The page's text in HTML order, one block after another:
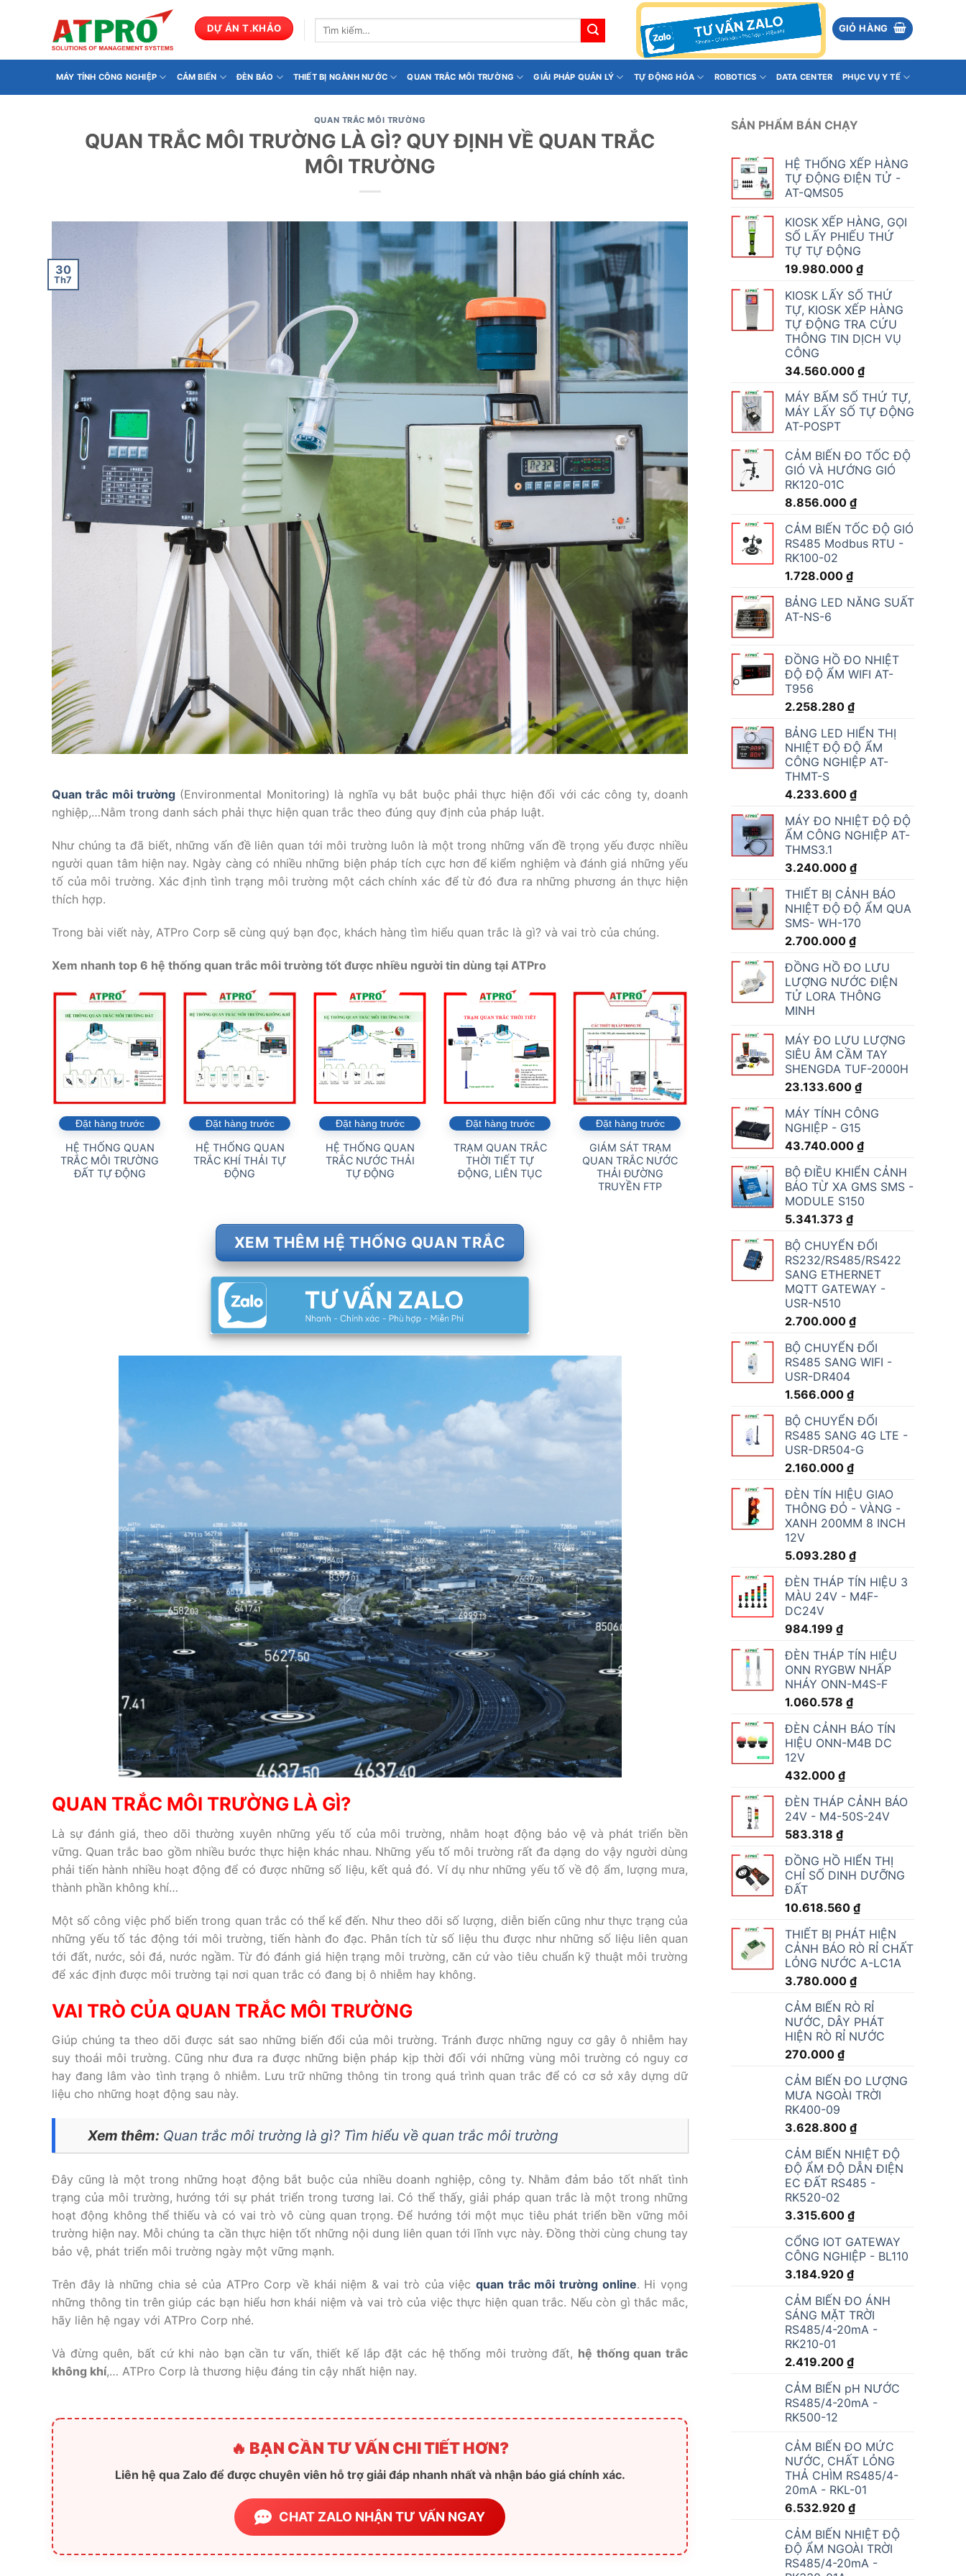
dung
DỰ ÁN T.KHẢO
Tìm
GIỎ HÀNG
MÁY TÍNH CÔNG NGHIỆP CẢM BIẾN ĐÈN BÁO THIẾT BỊ NGÀNH NƯỚC QUAN TRẮC MÔI TRƯỜNG GIẢI PHÁP QUẢN LÝ TỰ ĐỘNG HÓA ROBOTICS DATA CENTER PHỤC VỤ Y TẾ
QUAN TRẮC MÔI TRƯỜNG
QUAN TRẮC MÔI TRƯỜNG LÀ GÌ? QUY ĐỊNH VỀ QUAN TRẮC
MÔI TRƯỜNG
30
Th7
Quan trắc môi trường (Environmental Monitoring) là nghĩa vụ bắt buộc phải thực hiện đối với các công ty, doanh
nghiệp,…Nằm trong danh sách phải thực hiện quan trắc theo đúng quy định của pháp luật.
Như chúng ta đã biết, những vấn đề liên quan tới môi trường luôn là một trong những vấn đề trọng yếu được nhiều
người quan tâm hiện nay. Ngày càng có nhiều những biện pháp tích cực hơn để kiểm nghiệm và đánh giá những yếu
tố của môi trường. Xác định tình trạng môi trường một cách chính xác để từ đó đưa ra những phương án thực hiện
thích hợp.
Trong bài viết này, ATPro Corp sẽ cùng quý bạn đọc, khách hàng tìm hiểu quan trắc là gì? và vai trò của chúng.
Xem nhanh top 6 hệ thống quan trắc môi trường tốt được nhiều người tin dùng tại ATPro
Đặt hàng trước
HỆ THỐNG QUAN
TRẮC MÔI TRƯỜNG
ĐẤT TỰ ĐỘNG
Đặt hàng trước
HỆ THỐNG QUAN
TRẮC KHÍ THẢI TỰ
ĐỘNG
Đặt hàng trước
HỆ THỐNG QUAN
TRẮC NƯỚC THẢI
TỰ ĐỘNG
Đặt hàng trước
TRẠM QUAN TRẮC
THỜI TIẾT TỰ
ĐỘNG, LIÊN TỤC
Đặt hàng trước
GIÁM SÁT TRẠM
QUAN TRẮC NƯỚC
THẢI ĐƯỜNG
TRUYỀN FTP
XEM THÊM HỆ THỐNG QUAN TRẮC
QUAN TRẮC MÔI TRƯỜNG LÀ GÌ?
Là sự đánh giá, theo dõi thường xuyên những yếu tố của môi trường, nhằm hoạt động bảo vệ và phát triển bền
vững. Quan trắc bao gồm nhiều bước thực hiện khác nhau. Những yếu tố môi trường rất đa dạng do vậy người dùng
phải tiến hành nhiều hoạt động để có được những số liệu, kết quả đó. Ví dụ như những yếu tố về độ ẩm, lượng mưa,
thành phần không khí…
Một số công việc phổ biến trong quan trắc có thể kể đến. Như theo dõi số lượng, diễn biến cũng như thực trạng của
những yếu tố tác động tới môi trường, tiến hành đo đạc. Phân tích từ số liệu thu được như những số liệu liên quan
tới đất, nước, sỏi đá, nước ngầm. Từ đó đánh giá hiện trạng môi trường, căn cứ vào tiêu chuẩn kỹ thuật môi trường
để xác định được môi trường tại nơi quan trắc có đang bị ô nhiễm hay không.
VAI TRÒ CỦA QUAN TRẮC MÔI TRƯỜNG
Giúp chúng ta theo dõi được sát sao những biến đổi của môi trường. Tránh được những nguy cơ gây ô nhiễm hay
suy thoái môi trường. Cũng như đưa ra được những biện pháp kịp thời đối với những vùng môi trường có nguy cơ
hay đang lâm vào tình trạng ô nhiễm. Lưu trữ những thông tin trong quá trình quan trắc để có cơ sở xây dựng dữ
liệu cho những hoạt động sau này.
Xem thêm: Quan trắc môi trường là gì? Tìm hiểu về quan trắc môi trường
Đây cũng là một trong những hoạt động bắt buộc của nhiều doanh nghiệp, công ty. Nhằm đảm bảo tốt nhất tình
trạng của môi trường, hướng tới sự phát triển trong tương lai. Có thể thấy, giải pháp quan trắc là một trong những
hoạt động không thể thiếu và có vai trò vô cùng quan trọng. Để hướng tới một mục tiêu phát triển bền vững môi
trường hiện nay. Mỗi chúng ta cần thực hiện tốt những nội dung liên quan tới lĩnh vực này. Đồng thời cùng chung tay
bảo vệ, phát triển môi trường ngày một vững mạnh.
Trên đây là những chia sẻ của ATPro Corp về khái niệm & vai trò của việcquan trắc môi trường online. Hi vọng
những thông tin trên giúp các bạn hiểu hơn khái niệm và vai trò của việc thực hiện quan trắc. Nếu còn gì thắc mắc,
hãy liên hệ ngay với ATPro Corp nhé.
Và đừng quên, bất cứ khi nào bạn cần tư vấn, thiết kế lắp đặt các hệ thống môi trường đất, hệ thống quan trắc
không khí,… ATPro Corp là thương hiệu đáng tin cậy nhất hiện nay.
🔥 BẠN CẦN TƯ VẤN CHI TIẾT HƠN?
Liên hệ qua Zalo để được chuyên viên hỗ trợ giải đáp nhanh nhất và nhận báo giá chính xác.
CHAT ZALO NHẬN TƯ VẤN NGAY
SẢN PHẨM BÁN CHẠY
HỆ THỐNG XẾP HÀNG
TỰ ĐỘNG ĐIỆN TỬ -
AT-QMS05
KIOSK XẾP HÀNG, GỌI
SỐ LẤY PHIẾU THỨ
TỰ TỰ ĐỘNG
19.980.000 ₫
KIOSK LẤY SỐ THỨ
TỰ, KIOSK XẾP HÀNG
TỰ ĐỘNG TRA CỨU
THÔNG TIN DỊCH VỤ
CÔNG
34.560.000 ₫
MÁY BẤM SỐ THỨ TỰ,
MÁY LẤY SỐ TỰ ĐỘNG
AT-POSPT
CẢM BIẾN ĐO TỐC ĐỘ
GIÓ VÀ HƯỚNG GIÓ
RK120-01C
8.856.000 ₫
CẢM BIẾN TỐC ĐỘ GIÓ
RS485 Modbus RTU -
RK100-02
1.728.000 ₫
BẢNG LED NĂNG SUẤT
AT-NS-6
ĐỒNG HỒ ĐO NHIỆT
ĐỘ ĐỘ ẨM WIFI AT-
T956
2.258.280 ₫
BẢNG LED HIỂN THỊ
NHIỆT ĐỘ ĐỘ ẨM
CÔNG NGHIỆP AT-
THMT-S
4.233.600 ₫
MÁY ĐO NHIỆT ĐỘ ĐỘ
ẨM CÔNG NGHIỆP AT-
THMS3.1
3.240.000 ₫
THIẾT BỊ CẢNH BÁO
NHIỆT ĐỘ ĐỘ ẨM QUA
SMS- WH-170
2.700.000 ₫
ĐỒNG HỒ ĐO LƯU
LƯỢNG NƯỚC ĐIỆN
TỬ LORA THÔNG
MINH
MÁY ĐO LƯU LƯỢNG
SIÊU ÂM CẦM TAY
SHENGDA TUF-2000H
23.133.600 ₫
MÁY TÍNH CÔNG
NGHIỆP - G15
43.740.000 ₫
BỘ ĐIỀU KHIỂN CẢNH
BÁO TỪ XA GMS SMS -
MODULE S150
5.341.373 ₫
BỘ CHUYỂN ĐỔI
RS232/RS485/RS422
SANG ETHERNET
MQTT GATEWAY -
USR-N510
2.700.000 ₫
BỘ CHUYỂN ĐỔI
RS485 SANG WIFI -
USR-DR404
1.566.000 ₫
BỘ CHUYỂN ĐỔI
RS485 SANG 4G LTE -
USR-DR504-G
2.160.000 ₫
ĐÈN TÍN HIỆU GIAO
THÔNG ĐỎ - VÀNG -
XANH 200MM 8 INCH
12V
5.093.280 ₫
ĐÈN THÁP TÍN HIỆU 3
MÀU 24V - M4F-
DC24V
984.199 ₫
ĐÈN THÁP TÍN HIỆU
ONN RYGBW NHẤP
NHÁY ONN-M4S-F
1.060.578 ₫
ĐÈN CẢNH BÁO TÍN
HIỆU ONN-M4B DC
12V
432.000 ₫
ĐÈN THÁP CẢNH BÁO
24V - M4-50S-24V
583.318 ₫
ĐỒNG HỒ HIỂN THỊ
CHỈ SỐ DINH DƯỠNG
ĐẤT
10.618.560 ₫
THIẾT BỊ PHÁT HIỆN
CẢNH BÁO RÒ RỈ CHẤT
LỎNG NƯỚC A-LC1A
3.780.000 ₫
CẢM BIẾN RÒ RỈ
NƯỚC, DÂY PHÁT
HIỆN RÒ RỈ NƯỚC
270.000 ₫
CẢM BIẾN ĐO LƯỢNG
MƯA NGOÀI TRỜI
RK400-09
3.628.800 ₫
CẢM BIẾN NHIỆT ĐỘ
ĐỘ ẨM ĐỘ DẪN ĐIỆN
EC ĐẤT RS485 -
RK520-02
3.315.600 ₫
CỔNG IOT GATEWAY
CÔNG NGHIỆP - BL110
3.184.920 ₫
CẢM BIẾN ĐO ÁNH
SÁNG MẶT TRỜI
RS485/4-20mA -
RK210-01
2.419.200 ₫
CẢM BIẾN pH NƯỚC
RS485/4-20mA -
RK500-12
CẢM BIẾN ĐO MỨC
NƯỚC, CHẤT LỎNG
THẢ CHÌM RS485/4-
20mA - RKL-01
6.532.920 ₫
CẢM BIẾN NHIỆT ĐỘ
ĐỘ ẨM NGOÀI TRỜI
RS485/4-20mA -